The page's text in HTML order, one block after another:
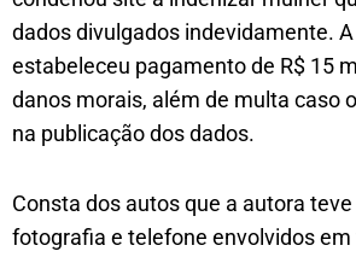
dados divulgados indevidamente.
estabeleceu pagamento de R$ 15
danos morais, além de multa caso
na publicação dos dados.
Consta dos autos que a autora
fotografia e telefone envolvidos